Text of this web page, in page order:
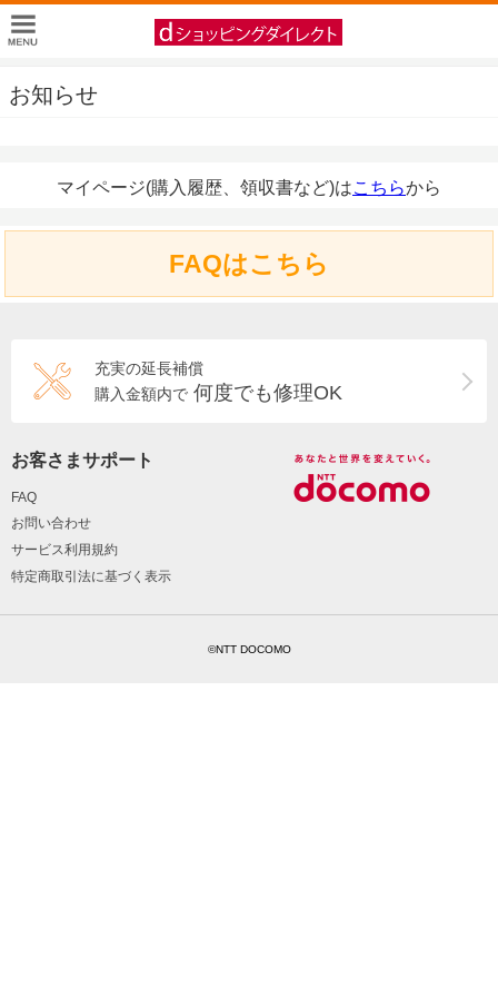
お知らせ
マイページ(購入履歴、領収書など)はこちらから
FAQはこちら
充実の延長補償
購入金額内で 何度でも修理OK
お客さまサポート
FAQ
お問い合わせ
サービス利用規約
特定商取引法に基づく表示
©NTT DOCOMO